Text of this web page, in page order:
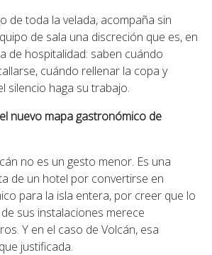
de toda la velada, acompaña sin
de sala una discreción que es, en
de hospitalidad: saben cuándo
cuándo rellenar la copa y
silencio haga su trabajo.
nuevo mapa gastronómico de
no es un gesto menor. Es una
de un hotel por convertirse en
para la isla entera, por creer que lo
sus instalaciones merece
Y en el caso de Volcán, esa
justificada.